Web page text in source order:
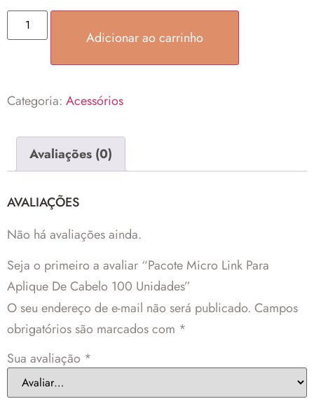
Adicionar ao carrinho
Categoria: Acessórios
Avaliações (0)
AVALIAÇÕES
Não há avaliações ainda.
Seja o primeiro a avaliar “Pacote Micro Link Para
Aplique De Cabelo 100 Unidades”
O seu endereço de e-mail não será publicado. Campos
obrigatórios são marcados com *
Sua avaliação *